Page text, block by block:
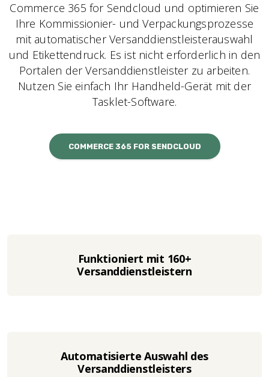
Commerce 365 for Sendcloud und optimieren Sie
Ihre Kommissionier- und Verpackungsprozesse
mit automatischer Versanddienstleisterauswahl
und Etikettendruck. Es ist nicht erforderlich in den
Portalen der Versanddienstleister zu arbeiten.
Nutzen Sie einfach Ihr Handheld-Gerät mit der
Tasklet-Software.
COMMERCE 365 FOR SENDCLOUD
Funktioniert mit 160+
Versanddienstleistern
Automatisierte Auswahl des
Versanddienstleisters